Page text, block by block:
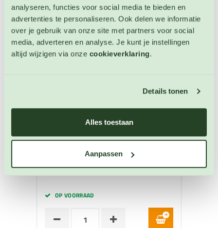
analyseren, functies voor social media te bieden en
advertenties te personaliseren. Ook delen we informatie
over je gebruik van onze site met partners voor social
media, adverteren en analyse. Je kunt je instellingen
altijd wijzigen via onze cookieverklaring.
Details tonen
Alles toestaan
Aanpassen
Peper Cayenne Choco
Peper zaden
Artikelnummer: 3972
€ 3,55
OP VOORRAAD